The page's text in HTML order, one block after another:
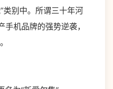
类别中。所谓三十年河
机品牌的强势逆袭，